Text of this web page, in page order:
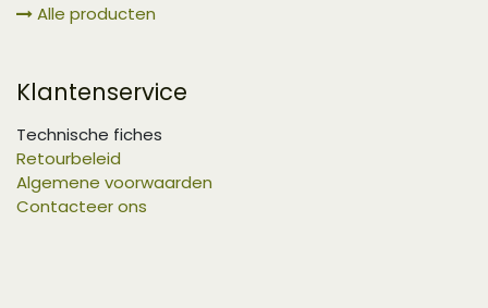
Alle producten
Klantenservice
Technische fiches
Retourbeleid
Algemene voorwaarden
Contacteer ons